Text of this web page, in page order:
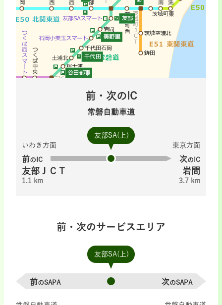
前・次のIC
常磐自動車道
友部SA(上)
いわき方面
前のIC
友部ＪＣＴ
1.1 km
東京方面
次のIC
岩間
3.7 km
前・次のサービスエリア
友部SA(上)
前のSAPA 次のSAPA